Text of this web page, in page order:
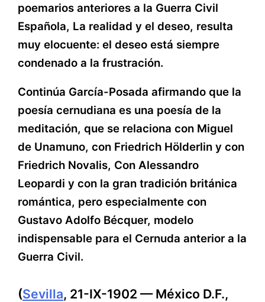
poemarios anteriores a la Guerra Civil
Española, La realidad y el deseo, resulta
muy elocuente: el deseo está siempre
condenado a la frustración.
Continúa García-Posada afirmando que la
poesía cernudiana es una poesía de la
meditación, que se relaciona con Miguel
de Unamuno, con Friedrich Hölderlin y con
Friedrich Novalis, Con Alessandro
Leopardi y con la gran tradición británica
romántica, pero especialmente con
Gustavo Adolfo Bécquer, modelo
indispensable para el Cernuda anterior a la
Guerra Civil.
(Sevilla, 21-IX-1902 — México D.F.,